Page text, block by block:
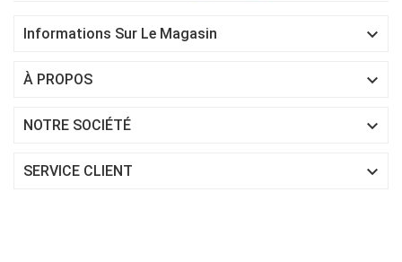
Informations Sur Le Magasin 
À PROPOS 
NOTRE SOCIÉTÉ 
SERVICE CLIENT 